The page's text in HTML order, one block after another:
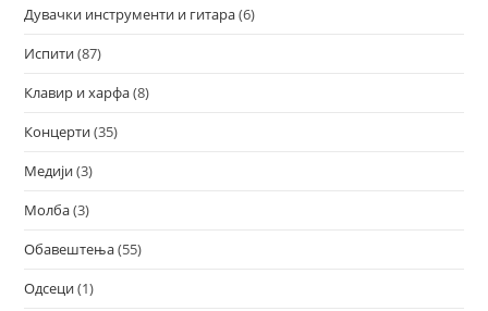
Дувачки инструменти и гитара(6)
Испити(87)
Клавир и харфа(8)
Концерти(35)
Медији(3)
Молба(3)
Обавештења(55)
Одсеци(1)